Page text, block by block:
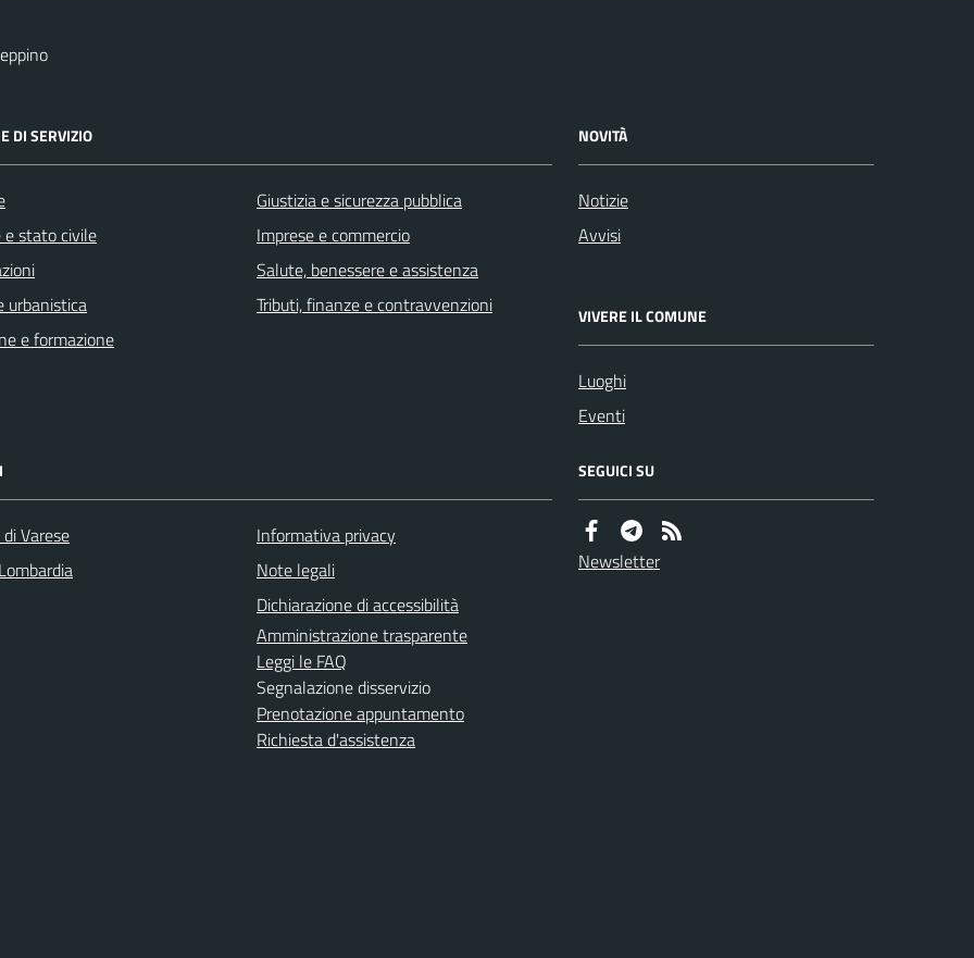
DI SERVIZIO
e stato civile
urbanistica
e formazione
Giustizia e sicurezza pubblica
Imprese e commercio
Salute, benessere e assistenza
Tributi, finanze e contravvenzioni
NOVITÀ
Notizie
Avvisi
VIVERE IL COMUNE
Luoghi
Eventi
Varese
Informativa privacy
Note legali
Dichiarazione di accessibilità
Amministrazione trasparente
Leggi le FAQ
Segnalazione disservizio
Prenotazione appuntamento
Richiesta d'assistenza
SEGUICI SU
Newsletter